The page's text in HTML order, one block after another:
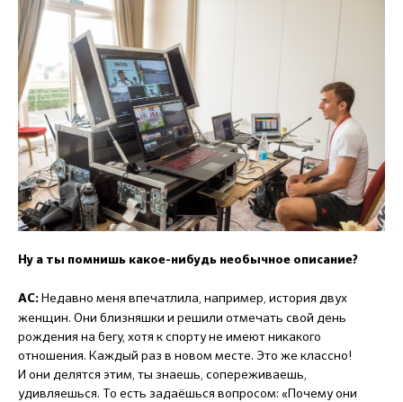
Ну а ты помнишь какое-нибудь необычное описание?
АС: Недавно меня впечатлила, например, история двух
женщин. Они близняшки и решили отмечать свой день
рождения на бегу, хотя к спорту не имеют никакого
отношения. Каждый раз в новом месте. Это же классно!
И они делятся этим, ты знаешь, сопереживаешь,
удивляешься. То есть задаёшься вопросом: «Почему они